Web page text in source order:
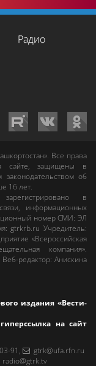
Радио
. Все права
сайте, защищены в
об
16 лет.
в
информационных
номер СМИ: ЭЛ
gtrkrb.ru Учредитель:
«Всероссийская
компания».
Веб-редактор:Анискина
издания «Вести-
на сайт
91 ,
gtrk@ufa.rfn.ru
radio@gtrk.tv